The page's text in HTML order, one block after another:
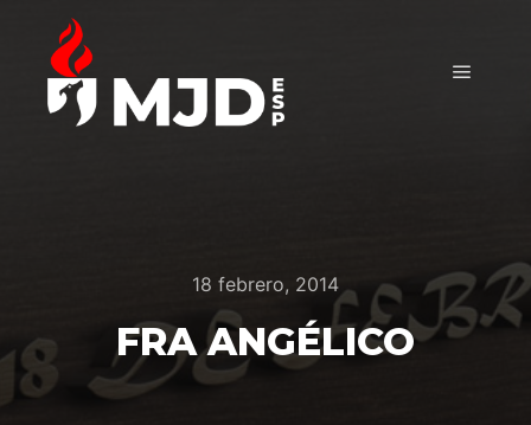
18 febrero, 2014
FRA ANGÉLICO